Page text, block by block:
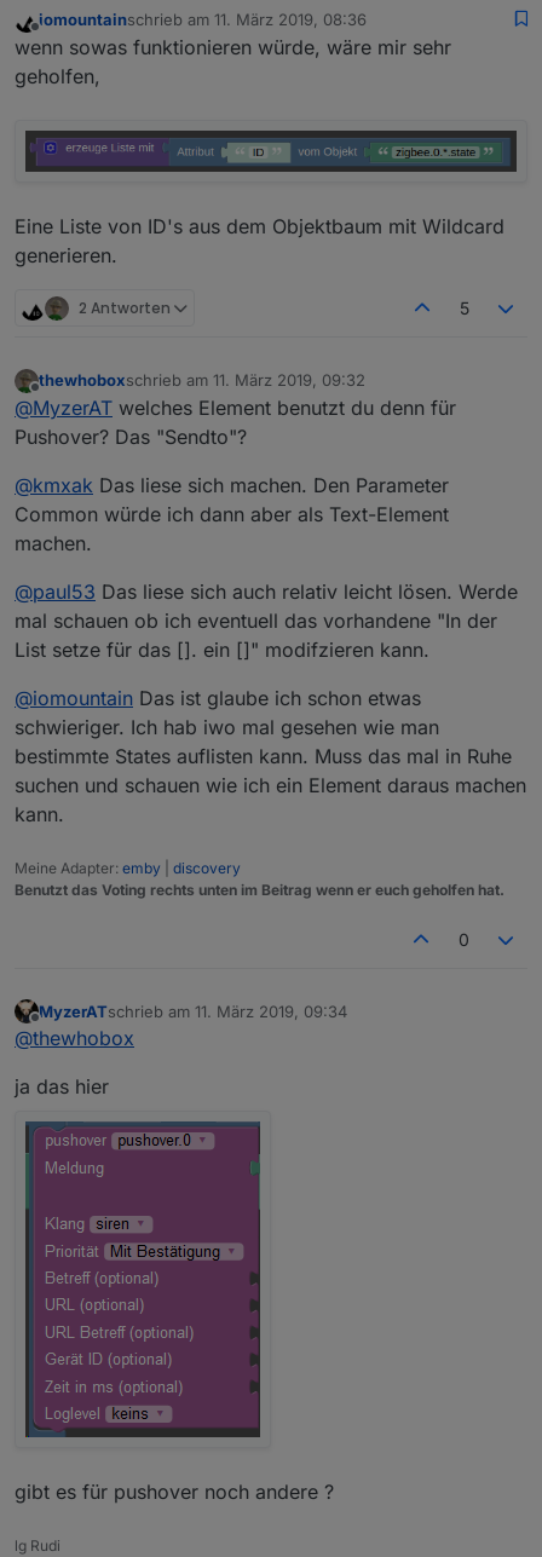
iomountainschrieb am 11. März 2019, 08:36
zuletzt editiert von
wenn sowas funktionieren würde, wäre mir sehr
geholfen,
Eine Liste von ID's aus dem Objektbaum mit Wildcard
generieren.
2 Antworten 5
Offline
thewhoboxschrieb am 11. März 2019, 09:32
zuletzt editiert von
@MyzerAT welches Element benutzt du denn für
Pushover? Das "Sendto"?
@kmxak Das liese sich machen. Den Parameter
Common würde ich dann aber als Text-Element
machen.
@paul53 Das liese sich auch relativ leicht lösen. Werde
mal schauen ob ich eventuell das vorhandene "In der
List setze für das []. ein []" modifzieren kann.
@iomountain Das ist glaube ich schon etwas
schwieriger. Ich hab iwo mal gesehen wie man
bestimmte States auflisten kann. Muss das mal in Ruhe
suchen und schauen wie ich ein Element daraus machen
kann.
Meine Adapter: emby
discovery
Benutzt das Voting rechts unten im Beitrag wenn er euch geholfen hat.
0
Offline
MyzerATschrieb am 11. März 2019, 09:34
zuletzt editiert von
@thewhobox
ja das hier
gibt es für pushover noch andere ?
lg Rudi